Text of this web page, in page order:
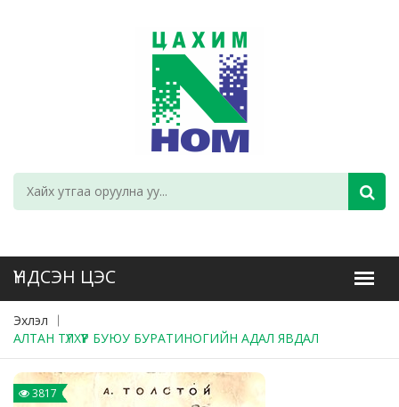
Эхлэл
АЛТАН ТҮЛХҮҮР БУЮУ БУРАТИНОГИЙН АДАЛ ЯВДАЛ
3817